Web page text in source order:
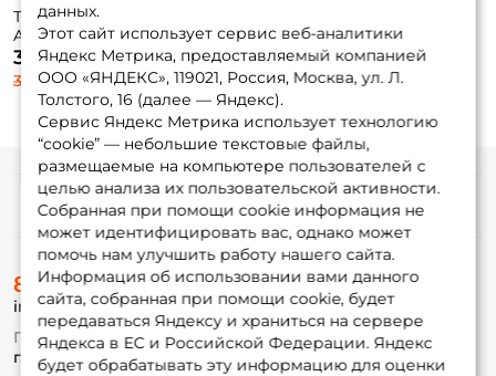
Термос Арктика
Art. 106-1600 синий
3 170 ₽
3 725 ₽
данных.
Этот сайт использует сервис веб-аналитики
Яндекс Метрика, предоставляемый компанией
ООО «ЯНДЕКС», 119021, Россия, Москва, ул. Л.
Толстого, 16 (далее — Яндекс).
Сервис Яндекс Метрика использует технологию
“cookie” — небольшие текстовые файлы,
размещаемые на компьютере пользователей с
целью анализа их пользовательской активности.
Собранная при помощи cookie информация не
может идентифицировать вас, однако может
помочь нам улучшить работу нашего сайта.
Информация об использовании вами данного
сайта, собранная при помощи cookie, будет
передаваться Яндексу и храниться на сервере
Яндекса в ЕС и Российской Федерации. Яндекс
будет обрабатывать эту информацию для оценки
Информация
О магазине
Доставка
Оплата
Fox-bonus
Гуру
8 (495) 532-77-88
info@foxfishing.ru
По вопросам с заказом
г. Москва, ул. Плеханова д.7